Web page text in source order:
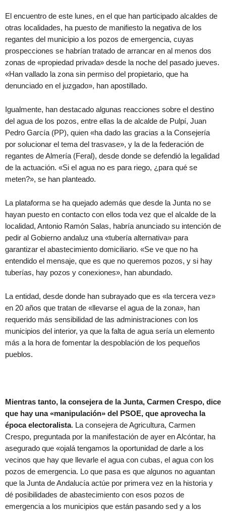
El encuentro de este lunes, en el que han participado alcaldes de
otras localidades, ha puesto de manifiesto la negativa de los
regantes del municipio a los pozos de emergencia, cuyas
prospecciones se habrían tratado de arrancar en al menos dos
zonas de «propiedad privada» desde la noche del pasado jueves.
«Han vallado la zona sin permiso del propietario, que ha
denunciado en el juzgado», han apostillado.
Igualmente, han destacado algunas reacciones sobre el destino
del agua de los pozos, entre ellas la de alcalde de Pulpí, Juan
Pedro García (PP), quien «ha dado las gracias a la Consejería
por solucionar el tema del trasvase», y la de la federación de
regantes de Almería (Feral), desde donde se defendió la legalidad
de la actuación. «Si el agua no es para riego, ¿para qué se
meten?», se han planteado.
La plataforma se ha quejado además que desde la Junta no se
hayan puesto en contacto con ellos toda vez que el alcalde de la
localidad, Antonio Ramón Salas, habría anunciado su intención de
pedir al Gobierno andaluz una «tubería alternativa» para
garantizar el abastecimiento domiciliario. «Se ve que no ha
entendido el mensaje, que es que no queremos pozos, y si hay
tuberías, hay pozos y conexiones», han abundado.
La entidad, desde donde han subrayado que es «la tercera vez»
en 20 años que tratan de «llevarse el agua de la zona», han
requerido más sensibilidad de las administraciones con los
municipios del interior, ya que la falta de agua sería un elemento
más a la hora de fomentar la despoblación de los pequeños
pueblos.
Mientras tanto, la consejera de la Junta, Carmen Crespo, dice
que hay una «manipulación» del PSOE, que aprovecha la
época electoralista. La consejera de Agricultura, Carmen
Crespo, preguntada por la manifestación de ayer en Alcóntar, ha
asegurado que «ojalá tengamos la oportunidad de darle a los
vecinos que hay que llevarle el agua con cubas, el agua con los
pozos de emergencia. Lo que pasa es que algunos no aguantan
que la Junta de Andalucía actúe por primera vez en la historia y
dé posibilidades de abastecimiento con esos pozos de
emergencia a los municipios que están pasando sed y a los